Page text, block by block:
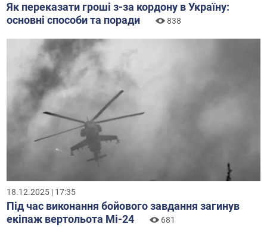
Як переказати гроші з-за кордону в Україну:
основні способи та поради
838
18.12.2025 | 17:35
Під час виконання бойового завдання загинув
екіпаж вертольота Мі-24
681